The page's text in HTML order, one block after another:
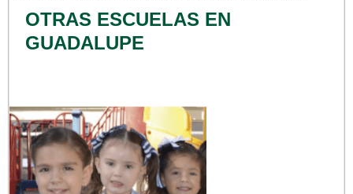
OTRAS ESCUELAS EN
GUADALUPE